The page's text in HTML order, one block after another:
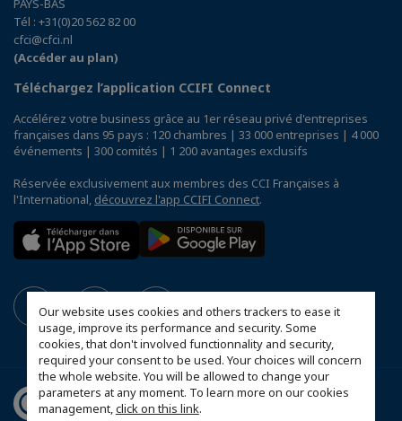
Our website uses cookies and others trackers to ease it
usage, improve its performance and security. Some
cookies, that don't involved functionnality and security,
required your consent to be used. Your choices will concern
the whole website. You will be allowed to change your
parameters at any moment. To learn more on our cookies
management,click on this link.
PAYS-BAS
Tél : +31(0)20 562 82 00
cfci@cfci.nl
(Accéder au plan)
Téléchargez l’application CCIFI Connect
Accélérez votre business grâce au 1er réseau privé d'entreprises
françaises dans 95 pays : 120 chambres | 33 000 entreprises | 4 000
événements | 300 comités | 1 200 avantages exclusifs
Réservée exclusivement aux membres des CCI Françaises à
l'International, découvrez l'app CCIFI Connect.